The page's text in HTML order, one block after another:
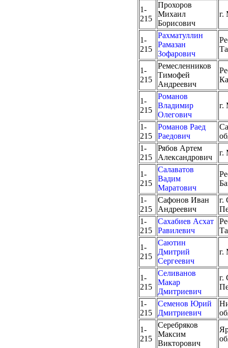
1-
215
Прохоров
Михаил
Борисович
г.
1-
215
Рахматуллин
Рамазан
Зофарович
1-
215
Ремесленников
Тимофей
Андреевич
1-
215
Романов
Владимир
Олегович
г.
1-
215
Романов Раед
Раедович
1-
215
Рябов Артем
Александрович
г.
1-
215
Салаватов
Вадим
Маратович
1-
215
Сафонов Иван
Андреевич
г.
1-
215
Сахабиев Асхат
Равилевич
1-
215
Саютин
Дмитрий
Сергеевич
г.
1-
215
Селиванов
Макар
Дмитриевич
г.
1-
215
Семенов Юрий
Дмитриевич
1-
215
Серебряков
Максим
Викторович